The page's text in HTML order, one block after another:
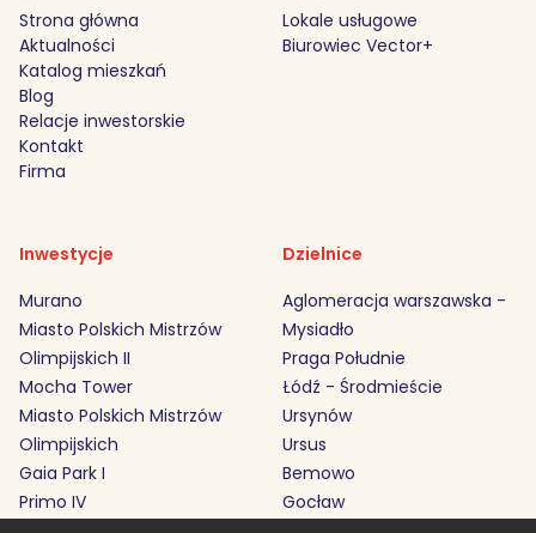
Strona główna
Aktualności
Katalog mieszkań
Blog
Relacje inwestorskie
Kontakt
Firma
Lokale usługowe
Biurowiec Vector+
Inwestycje
Murano
Miasto Polskich Mistrzów
Olimpijskich II
Mocha Tower
Miasto Polskich Mistrzów
Olimpijskich
Gaia Park I
Primo IV
Dzielnice
Aglomeracja warszawska -
Mysiadło
Praga Południe
Łódź - Środmieście
Ursynów
Ursus
Bemowo
Gocław